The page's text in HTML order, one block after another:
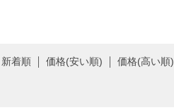
新着順 価格(安い順) 価格(高い順)